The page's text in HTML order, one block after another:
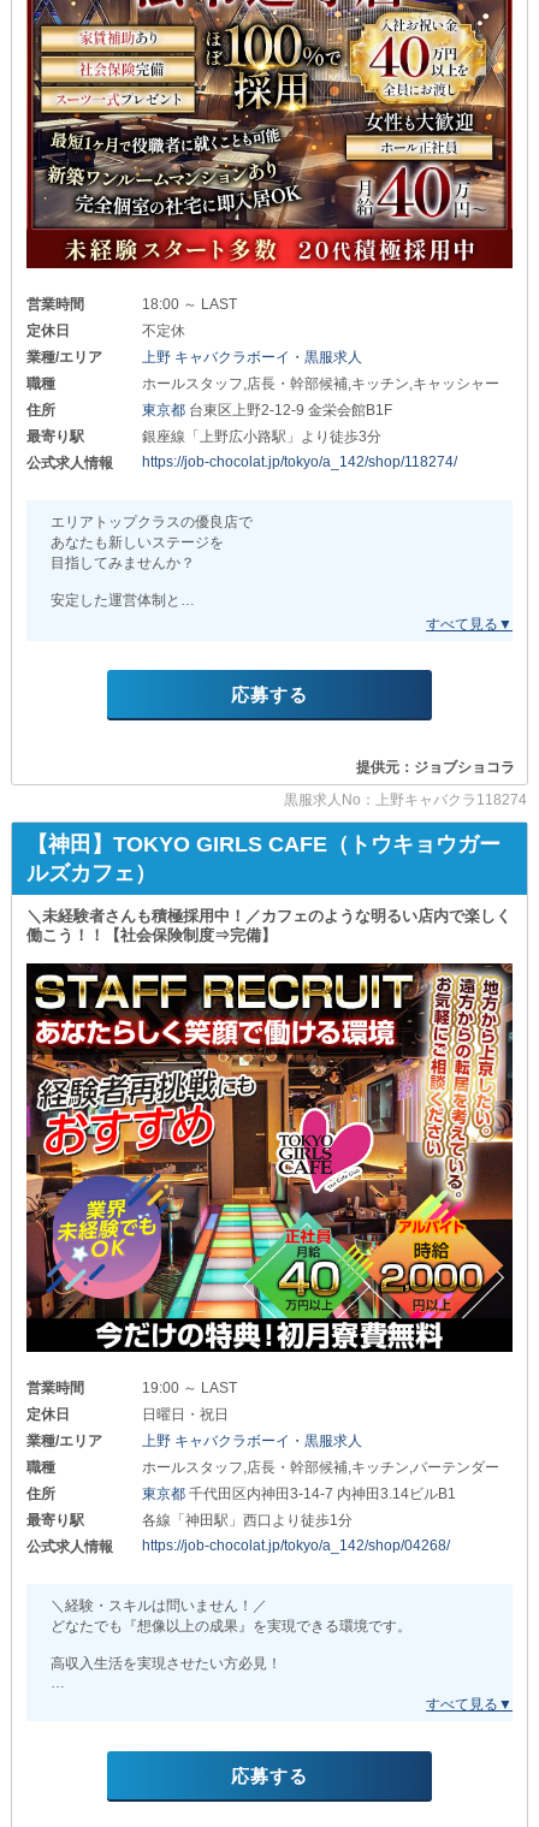
＝＝＝＝＝＝＝＝＝＝＝＝＝＝＝＝＝＝＝
【LIRIC TOKYO UENO（リリックトウキョウウエノ）】
＝＝＝＝＝＝＝＝＝＝＝＝＝＝＝＝＝＝＝
◆とにかく上を目指せる◆
✦店長・幹部候補✦
月給60万円～100万円
✦正社員✦
月給35万円～50万円
昇給・昇格の機会を
多く設けています。
さらに、賞与も支給しているため
モチベーションを高く保てること
間違いありません！
「お給料に良い変化がない…」
といった経験をされた方
ぜひ当店へ“最高収入額”を
～～～～～～～～～～～～～～～～～～～
◆充実の高待遇をご用意◆
✦社会保険完備✦
✦食事補助あり✦
✦送りご利用可能✦
退勤後はお車にて
安全＆スムーズにお帰りください。
終電の時間を気にすることなく
✦寮への入居OK✦
敷金・礼金・更新料の
自己負担は、なんとゼロ！
入社と同時にお引越しも叶う
2つのメリットを手に入れましょう◎
＝＝＝＝＝＝＝＝＝＝＝＝＝＝＝＝＝＝＝
ここはただ高収入を得られるだけでなく
自己成長ものぞめるステージ。
新たな環境に飛び込んで可能性を広げ
思い描く理想の自分に近付きませんか？
上質な空間とハイクラスな接客を身につけ
自分の価値が高まっていく日々。
それは、かけがえのない人生の宝となるでしょう◎
ぜひ当店をお選びください！
心より楽しみにお待ちしております。
営業時間
18:00 ～ LAST
定休日
不定休
業種/エリア
上野 キャバクラボーイ・黒服求人
職種
ホールスタッフ,店長・幹部候補,キッチン,キャッシャー
住所
東京都 台東区上野2-12-9 金栄会館B1F
最寄り駅
銀座線「上野広小路駅」より徒歩3分
公式求人情報
https://job-chocolat.jp/tokyo/a_142/shop/118274/
エリアトップクラスの優良店で
あなたも新しいステージを
目指してみませんか？
安定した運営体制と
∽∽∽∽∽∽∽∽∽∽∽∽∽∽∽∽∽
＞＞社会保険あり＜＜
万が一の際に備えられる
各種保険をご用意。
腰を据えて
働き続けられる職場です◎
＞＞お住まいあり＜＜
当社では完全個人社宅として
新築ワンルームマンションを
完備しています。
引っ越しの手当は全額負担！
即日入居も可能なため
すぐに新生活を始められるのが
嬉しいPOINTです◎
まだまだ終わりません。
＼期間限定の特典／
入社された方“全員”に
お祝い金40万円以上を
プレゼント！
引っ越しを検討中の方は
このチャンスは見逃し厳禁です。
∽∽∽∽∽∽∽∽∽∽∽∽∽∽∽∽∽
◆稼ぎやすさが圧倒的◆
未経験の方でも
月給40万円以上からスタート！
月給100万円以上で採用します。
さらに
随時昇給・賞与・歩合があり
実力次第でお給料は大きくUP◎
多数在籍しています。
応募する
提供元：ジョブショコラ
黒服求人No：上野キャバクラ118274
【神田】TOKYO GIRLS CAFE（トウキョウガー
ルズカフェ）
＼未経験者さんも積極採用中！／カフェのような明るい店内で楽しく
働こう！！【社会保険制度⇒完備】
営業時間
19:00 ～ LAST
定休日
日曜日・祝日
業種/エリア
上野 キャバクラボーイ・黒服求人
職種
ホールスタッフ,店長・幹部候補,キッチン,バーテンダー
住所
東京都千代田区内神田3-14-7 内神田3.14ビルB1
最寄り駅
各線「神田駅」西口より徒歩1分
公式求人情報
https://job-chocolat.jp/tokyo/a_142/shop/04268/
＼経験・スキルは問いません！／
どなたでも『想像以上の成果』を実現できる環境です。
高収入生活を実現させたい方必見！
（トウキョウガールズカフェ）
応募する